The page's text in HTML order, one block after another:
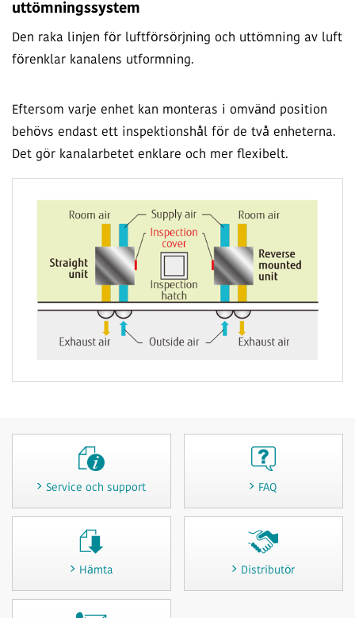
uttömningssystem
Den raka linjen för luftförsörjning och uttömning av luft
förenklar kanalens utformning.
Eftersom varje enhet kan monteras i omvänd position
behövs endast ett inspektionshål för de två enheterna.
Det gör kanalarbetet enklare och mer flexibelt.
Service och support FAQ
Hämta Distributör